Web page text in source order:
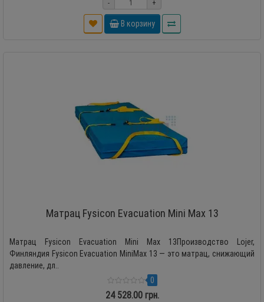
- +
В корзину
Матрац Fysicon Evacuation Mini Max 13
Матрац Fysicon Evacuation Mini Max 13Производство Lojer,
Финляндия Fysicon Evacuation MiniMax 13 — это матрац, снижающий
давление, дл..
0
24 528.00 грн.